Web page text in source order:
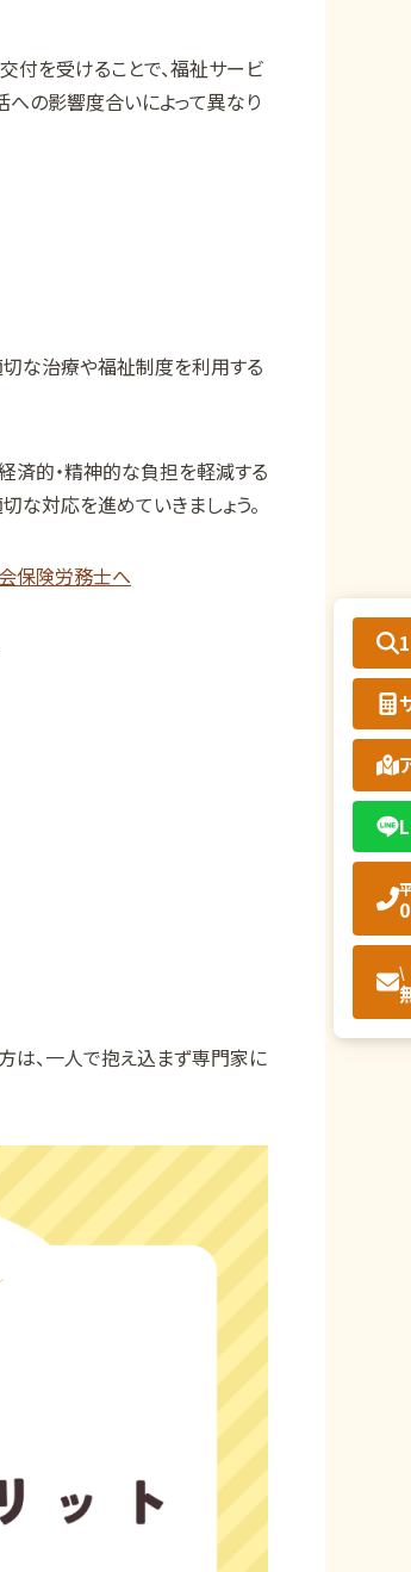
付を受けることで、福祉サービ
の影響度合いによって異なり
な治療や福祉制度を利用する
済的・精神的な負担を軽減する
な対応を進めていきましょう。
保険労務士へ
は、一人で抱え込まず専門家に
\